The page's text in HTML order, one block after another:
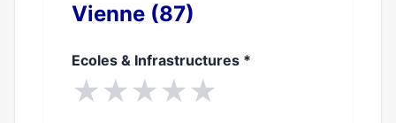
Vienne (87)
Ecoles & Infrastructures *
★★★★★